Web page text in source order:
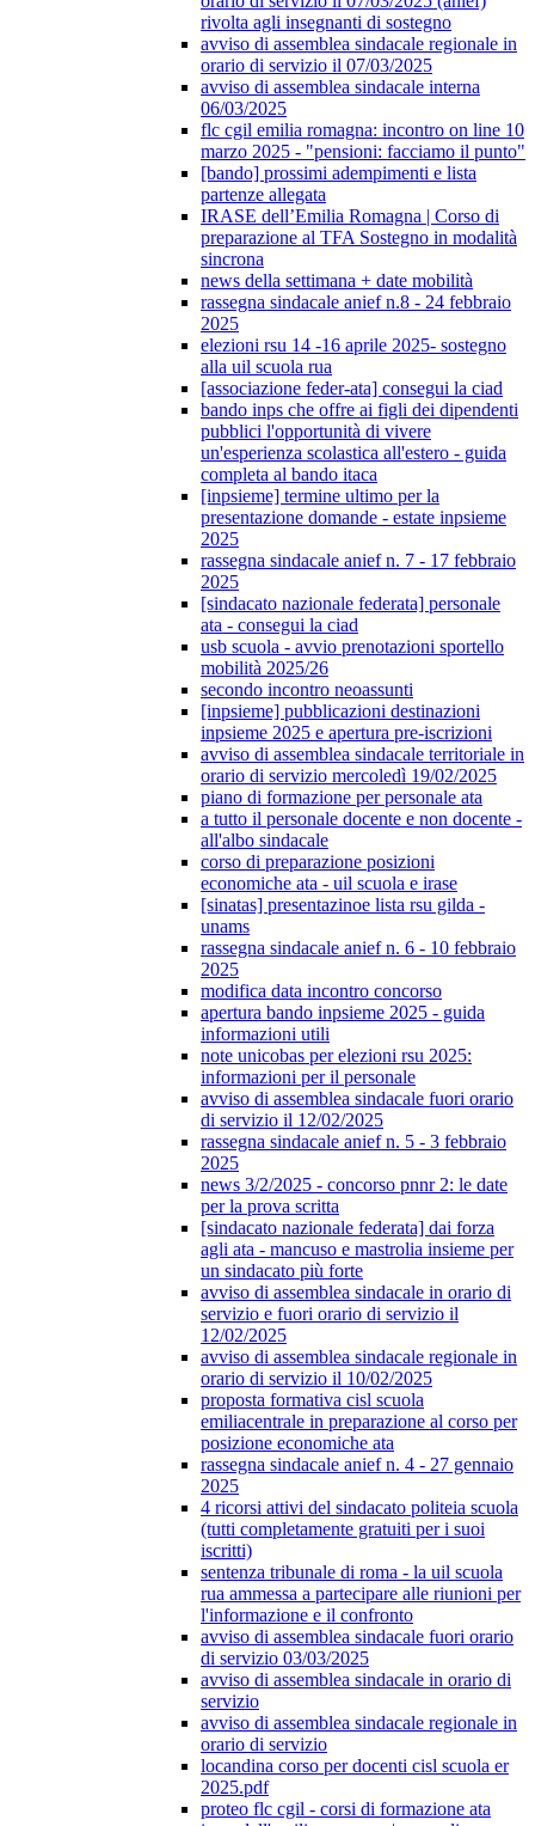
rivolta agli insegnanti di sostegno
avviso di assemblea sindacale regionale in
orario di servizio il 07/03/2025
avviso di assemblea sindacale interna
06/03/2025
flc cgil emilia romagna: incontro on line 10
marzo 2025 - "pensioni: facciamo il punto"
[bando] prossimi adempimenti e lista
partenze allegata
IRASE dell’Emilia Romagna | Corso di
preparazione al TFA Sostegno in modalità
sincrona
news della settimana + date mobilità
rassegna sindacale anief n.8 - 24 febbraio
2025
elezioni rsu 14 -16 aprile 2025- sostegno
alla uil scuola rua
[associazione feder-ata] consegui la ciad
bando inps che offre ai figli dei dipendenti
pubblici l'opportunità di vivere
un'esperienza scolastica all'estero - guida
completa al bando itaca
[inpsieme] termine ultimo per la
presentazione domande - estate inpsieme
2025
rassegna sindacale anief n. 7 - 17 febbraio
2025
[sindacato nazionale federata] personale
ata - consegui la ciad
usb scuola - avvio prenotazioni sportello
mobilità 2025/26
secondo incontro neoassunti
[inpsieme] pubblicazioni destinazioni
inpsieme 2025 e apertura pre-iscrizioni
avviso di assemblea sindacale territoriale in
orario di servizio mercoledì 19/02/2025
piano di formazione per personale ata
a tutto il personale docente e non docente -
all'albo sindacale
corso di preparazione posizioni
economiche ata - uil scuola e irase
[sinatas] presentazinoe lista rsu gilda -
unams
rassegna sindacale anief n. 6 - 10 febbraio
2025
modifica data incontro concorso
apertura bando inpsieme 2025 - guida
informazioni utili
note unicobas per elezioni rsu 2025:
informazioni per il personale
avviso di assemblea sindacale fuori orario
di servizio il 12/02/2025
rassegna sindacale anief n. 5 - 3 febbraio
2025
news 3/2/2025 - concorso pnnr 2: le date
per la prova scritta
[sindacato nazionale federata] dai forza
agli ata - mancuso e mastrolia insieme per
un sindacato più forte
avviso di assemblea sindacale in orario di
servizio e fuori orario di servizio il
12/02/2025
avviso di assemblea sindacale regionale in
orario di servizio il 10/02/2025
proposta formativa cisl scuola
emiliacentrale in preparazione al corso per
posizione economiche ata
rassegna sindacale anief n. 4 - 27 gennaio
2025
4 ricorsi attivi del sindacato politeia scuola
(tutti completamente gratuiti per i suoi
iscritti)
sentenza tribunale di roma - la uil scuola
rua ammessa a partecipare alle riunioni per
l'informazione e il confronto
avviso di assemblea sindacale fuori orario
di servizio 03/03/2025
avviso di assemblea sindacale in orario di
servizio
avviso di assemblea sindacale regionale in
orario di servizio
locandina corso per docenti cisl scuola er
2025.pdf
proteo flc cgil - corsi di formazione ata